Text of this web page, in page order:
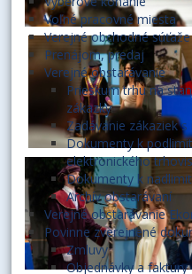
Voľné pracovné miesta
Verejné obchodné súťaže
Prenájom, predaj
Verejné obstarávanie
Prieskum trhu na
zákazky
Zadávanie zákaziek
Dokumenty k
elektronického
Dokumenty k
Archív obstarávaní
Verejné obstarávanie
Povinne zverejnené
Zmluvy
Objednávky a faktúry